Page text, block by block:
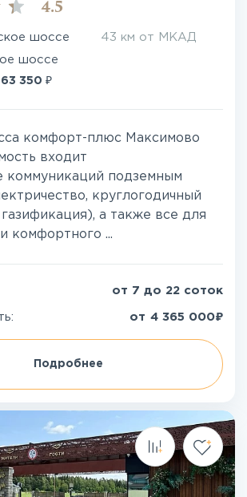
4.5
шоссе 43 км от МКАД
шоссе
350 ₽
комфорт-плюс Максимово
входит
коммуникаций подземным
круглогодичный
а также все для
комфортного ...
от 7 до 22 соток
от 4 365 000₽
Подробнее